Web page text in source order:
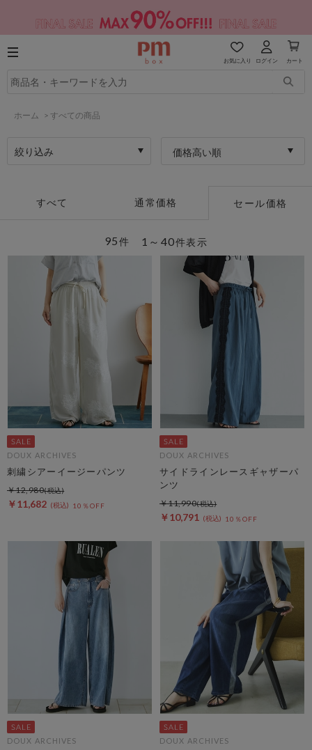
お気に入り ログイン カート
ホーム > すべての商品
絞り込み 価格高い順
すべて 通常価格 セール価格
1～40件表示
95件
DOUX ARCHIVES
刺繍シアーイージーパンツ
￥11,682 10％OFF
￥12,980
DOUX ARCHIVES
サイドラインレースギャザーパ
ンツ
￥10,791 10％OFF
￥11,990
DOUX ARCHIVES DOUX ARCHIVES